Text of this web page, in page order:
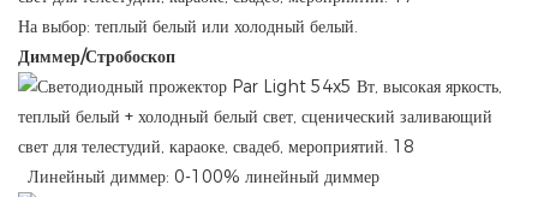
На выбор: теплый белый или холодный белый.
Диммер/Стробоскоп
Линейный диммер: 0-100% линейный диммер